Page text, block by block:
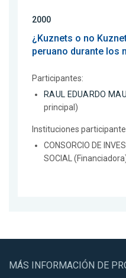
2000
¿Kuznets o no
peruano durante los
Participantes:
RAUL EDUARDO
principal)
Instituciones
CONSORCIO DE
SOCIAL
MÁS INFORMACIÓN DE